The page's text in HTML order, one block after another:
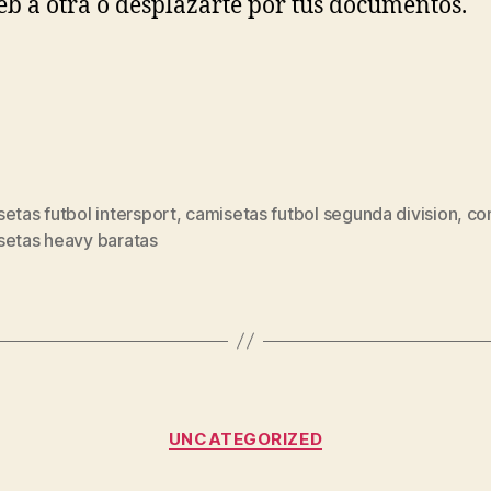
futbol intersport, camisetas futbol segunda division,
heavy baratas
Categorías
UNCATEGORIZED